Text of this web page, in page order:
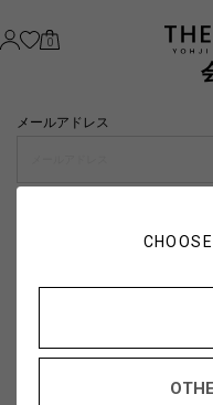
0
メールアドレス
こちら